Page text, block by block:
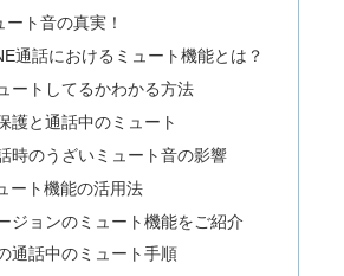
ト音の真実！
通話におけるミュート機能とは？
ートしてるかわかる方法
護と通話中のミュート
時のうざいミュート音の影響
ート機能の活用法
ジョンのミュート機能をご紹介
通話中のミュート手順